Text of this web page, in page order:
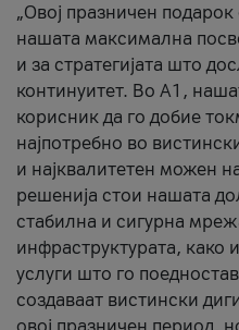
„Овој празничен
нашата максимална
и за стратегијата што
континуитет. Во А1,
корисник да го добие
најпотребно во
и најквалитетен можен
решенија стои нашата
стабилна и сигурна
инфраструктурата, како
услуги што го
создаваат вистински